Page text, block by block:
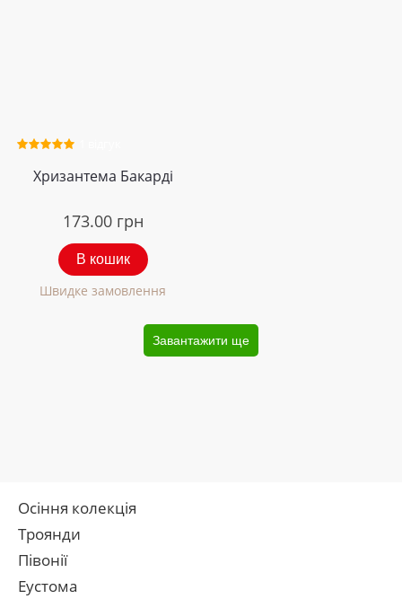
Хризантема Бакарді
173.00 грн
В кошик
Швидке замовлення
Завантажити ще
Осіння колекція
Троянди
Півонії
Еустома